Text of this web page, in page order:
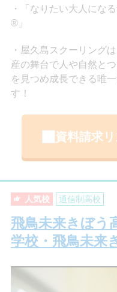
「なりたい大人にな
®」
屋久島スクーリング
産の舞台で人や自然と
を見つめ成長できる唯
す！
資料請求リ
人気校 通信制高校
飛鳥未来きぼう
学校・飛鳥未来